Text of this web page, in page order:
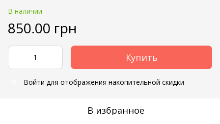
В наличии
850.00 грн
Купить
Войти для отображения накопительной скидки
В избранное